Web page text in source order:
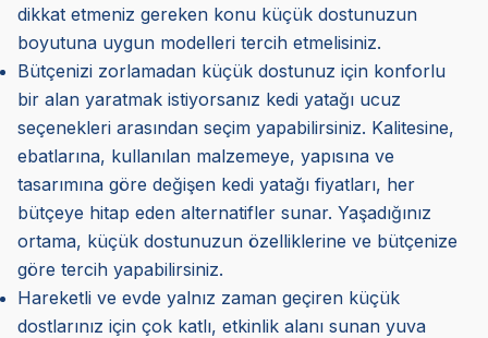
dikkat etmeniz gereken konu küçük dostunuzun
boyutuna uygun modelleri tercih etmelisiniz.
Bütçenizi zorlamadan küçük dostunuz için konforlu
bir alan yaratmak istiyorsanız kedi yatağı ucuz
seçenekleri arasından seçim yapabilirsiniz. Kalitesine,
ebatlarına, kullanılan malzemeye, yapısına ve
tasarımına göre değişen kedi yatağı fiyatları, her
bütçeye hitap eden alternatifler sunar. Yaşadığınız
ortama, küçük dostunuzun özelliklerine ve bütçenize
göre tercih yapabilirsiniz.
Hareketli ve evde yalnız zaman geçiren küçük
dostlarınız için çok katlı, etkinlik alanı sunan yuva